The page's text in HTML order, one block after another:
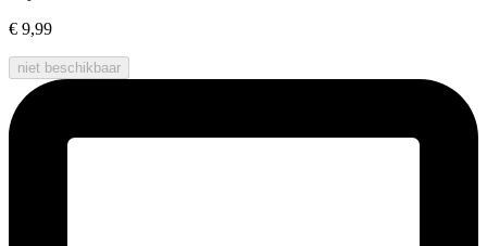
€ 9,99
niet beschikbaar